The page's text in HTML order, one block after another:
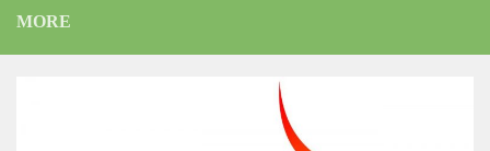
MORE